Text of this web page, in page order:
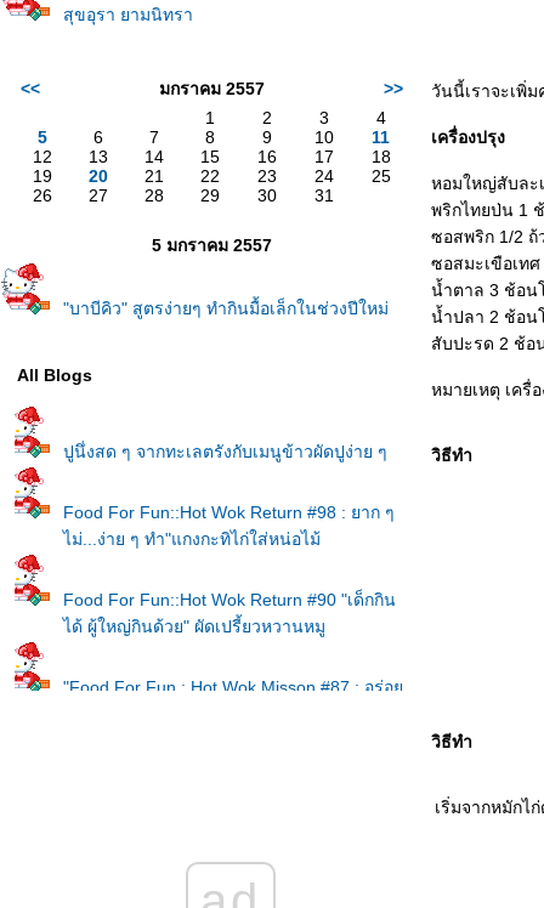
สุขอุรา ยามนิทรา
<< มกราคม 2557
>>
1
2 3
4
5
6 7 8 9 10
11
12
13 14 15 16 17
18
19
20 21 22 23 24
25
26
27 28 29 30 31
5 มกราคม 2557
"บาบีคิว" สูตรง่ายๆ ทำกินมื้อเล็กในช่วงปีใหม่
All Blogs
ปูนึ่งสด ๆ จากทะเลตรังกับเมนูข้าวผัดปูง่าย ๆ
Food For Fun::Hot Wok Return #98 : ยาก ๆ
ไม่...ง่าย ๆ ทำ"แกงกะทิไก่ใส่หน่อไม้
Food For Fun::Hot Wok Return #90 "เด็กกิน
ได้ ผู้ใหญ่กินด้วย" ผัดเปรี้ยวหวานหมู
"Food For Fun : Hot Wok Misson #87 : อร่อ
Food For Fun :: Hot Wok Return #80 :: จาน
เด็ด-เมนูโปรด "ก๋วยจั๊บญวน"
วันนี้เราจะเพิ่
เครื่องปรุง
หอมใหญ่สับละ
พริกไทยป่น 1
ซอสพริก 1/2 ถ้
ซอสมะเขือเทศ
น้ำตาล 3 ช้อน
น้ำปลา 2 ช้อน
สับปะรด 2 ช้อ
หมายเหตุ เครื่
วิธีทำ
วิธีทำ
เริ่มจากหมักไ